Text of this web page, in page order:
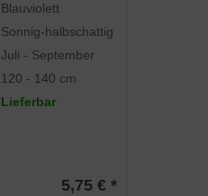
Blauviolett
Sonnig-halbschattig
Juli - September
120 - 140 cm
Lieferbar
5,75 € *